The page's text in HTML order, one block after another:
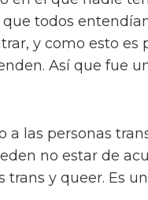
todos
y como esto es
Así que fue
las personas
no estar de
y queer. Es